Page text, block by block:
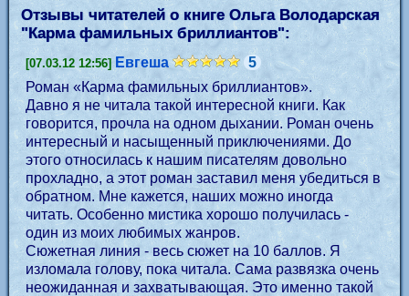
Отзывы читателей о книге Ольга Володарская
"Карма фамильных бриллиантов":
[07.03.12 12:56] Евгеша
5
Роман «Карма фамильных бриллиантов».
Давно я не читала такой интересной книги. Как
говорится, прочла на одном дыхании. Роман очень
интересный и насыщенный приключениями. До
этого относилась к нашим писателям довольно
прохладно, а этот роман заставил меня убедиться в
обратном. Мне кажется, наших можно иногда
читать. Особенно мистика хорошо получилась -
один из моих любимых жанров.
Сюжетная линия - весь сюжет на 10 баллов. Я
изломала голову, пока читала. Сама развязка очень
неожиданная и захватывающая. Это именно такой